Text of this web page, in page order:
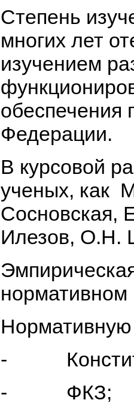
Степень
многих лет
изучением
обеспечения
Федерации.
В курсовой
ученых, как
Сосновская,
Илезов, О.Н.
нормативном
Нормативную
-
- ФКЗ;